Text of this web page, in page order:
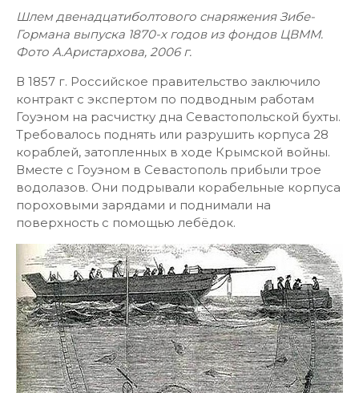
Шлем двенадцатиболтового снаряжения Зибе-
Гормана выпуска 1870-х годов из фондов ЦВММ.
Фото А.Аристархова, 2006 г.
В 1857 г. Российское правительство заключило
контракт с экспертом по подводным работам
Гоуэном на расчистку дна Севастопольской бухты.
Требовалось поднять или разрушить корпуса 28
кораблей, затопленных в ходе Крымской войны.
Вместе с Гоуэном в Севастополь прибыли трое
водолазов. Они подрывали корабельные корпуса
пороховыми зарядами и поднимали на
поверхность с помощью лебёдок.